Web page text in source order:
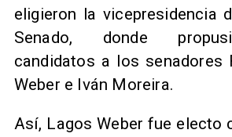
eligieron la vicepresidencia
Senado, donde
candidatos a los senadores
Weber e Iván Moreira.
Así, Lagos Weber fue electo